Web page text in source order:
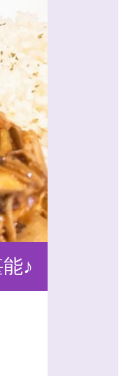
♪